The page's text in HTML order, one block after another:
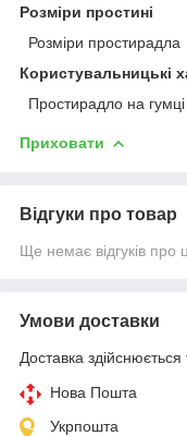
Розміри простині
Розміри простирадла
Користувальницькі
Простирадло на гумці
Приховати
Відгуки про товар
Ще немає відгуків про
Умови доставки
Доставка здійснюється
Нова Пошта
Укрпошта